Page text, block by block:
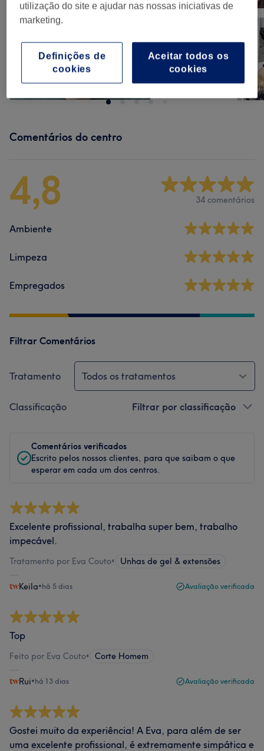
Comentários do centro
4,8 34 comentários
Ambiente
Limpeza
Empregados
Filtrar Comentários
Tratamento Todos os tratamentos
Classificação Filtrar por classificação
Comentários verificados
Escrito pelos nossos clientes, para que saibam o que
esperar em cada um dos centros.
Excelente profissional, trabalha super bem, trabalho
impecável.
Tratamento por Eva Couto• Unhas de gel & extensões
Keila•há 5 dias Avaliação verificada
Top
Feito por Eva Couto• Corte Homem
Rui•há 13 dias Avaliação verificada
Gostei muito da experiência! A Eva, para além de ser
uma excelente profissional, é extremamente simpática e
utilização do site e ajudar nas nossas iniciativas de
marketing.
Aceitar todos os
cookies
Definições de
cookies